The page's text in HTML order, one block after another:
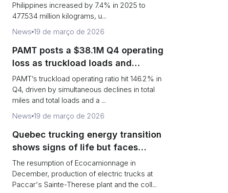
fallout
Philippines increased by 7.4% in 2025 to
477.534 million kilograms, u...
News 19 de março de 2026
PAMT posts a $38.1M Q4 operating
loss as truckload loads and
revenue per truck decline
PAMT’s truckload operating ratio hit 146.2% in
Q4, driven by simultaneous declines in total
miles and total loads and a ...
News 19 de março de 2026
Quebec trucking energy transition
shows signs of life but faces
financial and infrastructure barriers
The resumption of Ecocamionnage in
December, production of electric trucks at
Paccar's Sainte-Therese plant and the coll...